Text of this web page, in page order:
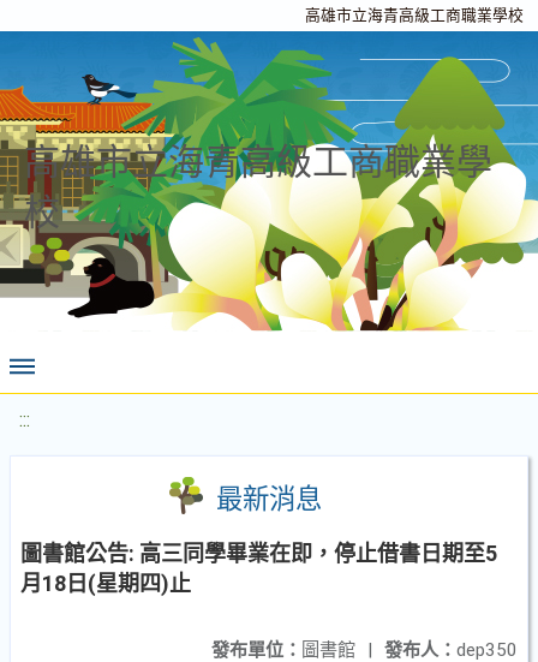
高雄市立海青高級工商職業學校
高雄市立海青高級工商職業學
校
:::
最新消息
圖書館公告: 高三同學畢業在即，停止借書日期至5
月18日(星期四)止
發布人： dep350
發布單位： 圖書館 |